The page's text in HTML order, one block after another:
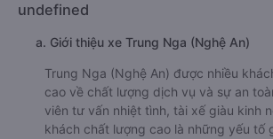
undefined
a. Giới thiệu xe Trung Nga (Nghệ An)
Trung Nga (Nghệ An) được nhiều
cao về chất lượng dịch vụ và sự an
viên tư vấn nhiệt tình, tài xế giàu kinh
khách chất lượng cao là những yếu tố